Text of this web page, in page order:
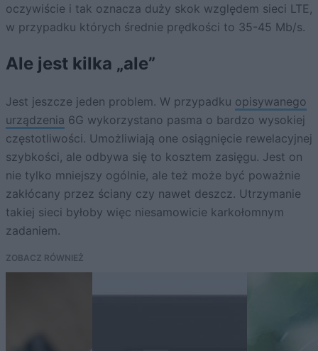
oczywiście i tak oznacza duży skok względem sieci LTE,
w przypadku których średnie prędkości to 35-45 Mb/s.
Ale jest kilka „ale”
Jest jeszcze jeden problem. W przypadku opisywanego
urządzenia 6G wykorzystano pasma o bardzo wysokiej
częstotliwości. Umożliwiają one osiągnięcie rewelacyjnej
szybkości, ale odbywa się to kosztem zasięgu. Jest on
nie tylko mniejszy ogólnie, ale też może być poważnie
zakłócany przez ściany czy nawet deszcz. Utrzymanie
takiej sieci byłoby więc niesamowicie karkołomnym
zadaniem.
ZOBACZ RÓWNIEŻ